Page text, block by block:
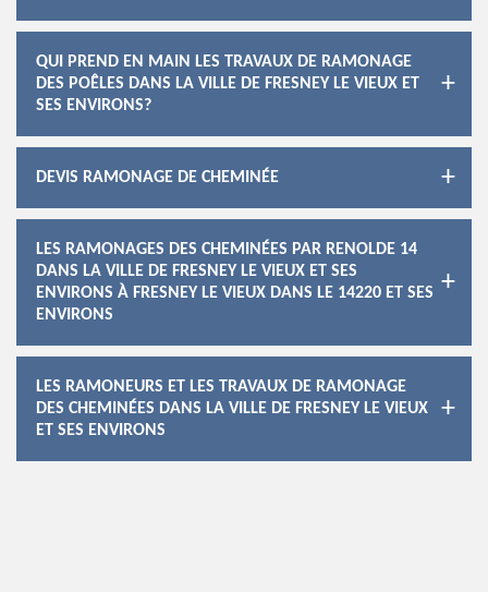
QUI PREND EN MAIN LES TRAVAUX DE RAMONAGE
DES POÊLES DANS LA VILLE DE FRESNEY LE VIEUX ET
SES ENVIRONS?
DEVIS RAMONAGE DE CHEMINÉE
LES RAMONAGES DES CHEMINÉES PAR RENOLDE 14
DANS LA VILLE DE FRESNEY LE VIEUX ET SES
ENVIRONS À FRESNEY LE VIEUX DANS LE 14220 ET SES
ENVIRONS
LES RAMONEURS ET LES TRAVAUX DE RAMONAGE
DES CHEMINÉES DANS LA VILLE DE FRESNEY LE VIEUX
ET SES ENVIRONS